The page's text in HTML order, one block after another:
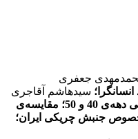
جعفری
سیدهاشم آقاجری
طالقانی و جنبش چریکی دهه‌ی 40 و 50؛ مقایسه‌ی
جنبش چریکی ایران؛